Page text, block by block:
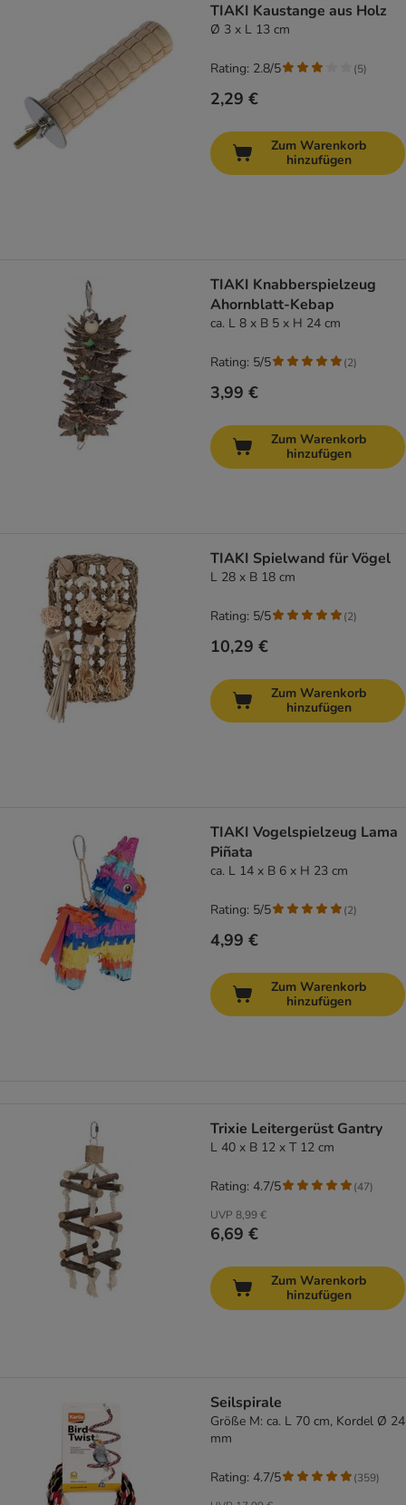
TIAKI Kaustange aus Holz
Ø 3 x L 13 cm
2,29 €
Rating: 2.8/5 (5)
Zum Warenkorb
hinzufügen
TIAKI Knabberspielzeug
Ahornblatt-Kebap
ca. L 8 x B 5 x H 24 cm
3,99 €
Rating: 5/5 (2)
Zum Warenkorb
hinzufügen
TIAKI Spielwand für Vögel
L 28 x B 18 cm
10,29 €
Rating: 5/5 (2)
Zum Warenkorb
hinzufügen
TIAKI Vogelspielzeug Lama
Piñata
ca. L 14 x B 6 x H 23 cm
4,99 €
Rating: 5/5 (2)
Zum Warenkorb
hinzufügen
Trixie Leitergerüst Gantry
L 40 x B 12 x T 12 cm
UVP 8,99 €
6,69 €
Rating: 4.7/5 (47)
Zum Warenkorb
hinzufügen
Seilspirale
Größe M: ca. L 70 cm, Kordel Ø 24
mm
Rating: 4.7/5 (359)